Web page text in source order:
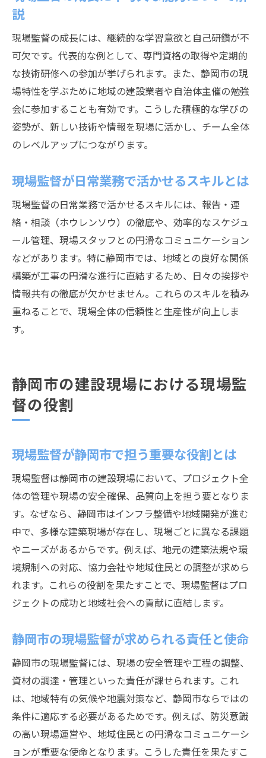
説
現場監督の成長には、継続的な学習意欲と自己研鑽が不
可欠です。代表的な例として、専門資格の取得や定期的
な技術研修への参加が挙げられます。また、静岡市の現
場特性を学ぶために地域の建設業者や自治体主催の勉強
会に参加することも有効です。こうした積極的な学びの
姿勢が、新しい技術や情報を現場に活かし、チーム全体
のレベルアップにつながります。
現場監督が日常業務で活かせるスキルとは
現場監督の日常業務で活かせるスキルには、報告・連
絡・相談（ホウレンソウ）の徹底や、効率的なスケジュ
ール管理、現場スタッフとの円滑なコミュニケーション
などがあります。特に静岡市では、地域との良好な関係
構築が工事の円滑な進行に直結するため、日々の挨拶や
情報共有の徹底が欠かせません。これらのスキルを積み
重ねることで、現場全体の信頼性と生産性が向上しま
す。
静岡市の建設現場における現場監
督の役割
現場監督が静岡市で担う重要な役割とは
現場監督は静岡市の建設現場において、プロジェクト全
体の管理や現場の安全確保、品質向上を担う要となりま
す。なぜなら、静岡市はインフラ整備や地域開発が進む
中で、多様な建築現場が存在し、現場ごとに異なる課題
やニーズがあるからです。例えば、地元の建築法規や環
境規制への対応、協力会社や地域住民との調整が求めら
れます。これらの役割を果たすことで、現場監督はプロ
ジェクトの成功と地域社会への貢献に直結します。
静岡市の現場監督が求められる責任と使命
静岡市の現場監督には、現場の安全管理や工程の調整、
資材の調達・管理といった責任が課せられます。これ
は、地域特有の気候や地震対策など、静岡市ならではの
条件に適応する必要があるためです。例えば、防災意識
の高い現場運営や、地域住民との円滑なコミュニケーシ
ョンが重要な使命となります。こうした責任を果たすこ